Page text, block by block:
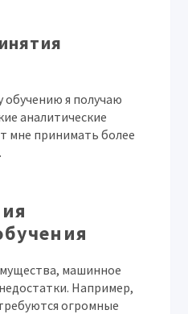
я получаю
аналитические
мне принимать более
машинное
Например,
огромные